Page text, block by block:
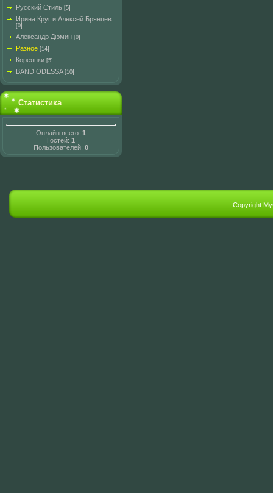
Русский Стиль [5]
Ирина Круг и Алексей Брянцев
[0]
Александр Дюмин [0]
Разное [14]
Кореянки [5]
BAND ODESSA [10]
Статистика
Онлайн всего: 1
Гостей: 1
Пользователей: 0
Copyright